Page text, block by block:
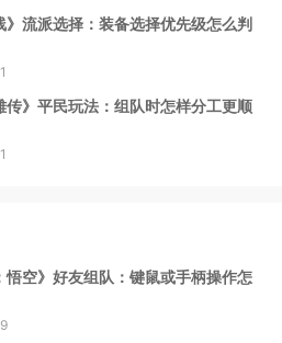
》流派选择：装备选择优先级怎么判
传》平民玩法：组队时怎样分工更顺
悟空》好友组队：键鼠或手柄操作怎